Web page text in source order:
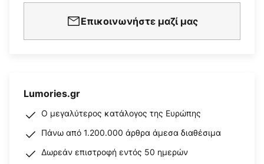
Επικοινωνήστε μαζί μας
Lumories.gr
Ο μεγαλύτερος κατάλογος της Ευρώπης
Πάνω από 1.200.000 άρθρα άμεσα διαθέσιμα
Δωρεάν επιστροφή εντός 50 ημερών